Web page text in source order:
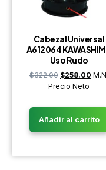
Cabezal Universal
A612064
Uso Rudo
$322.00 $258.00
Precio Neto
Añadir al carrito